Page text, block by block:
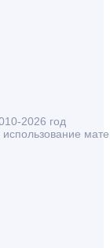
2026 год